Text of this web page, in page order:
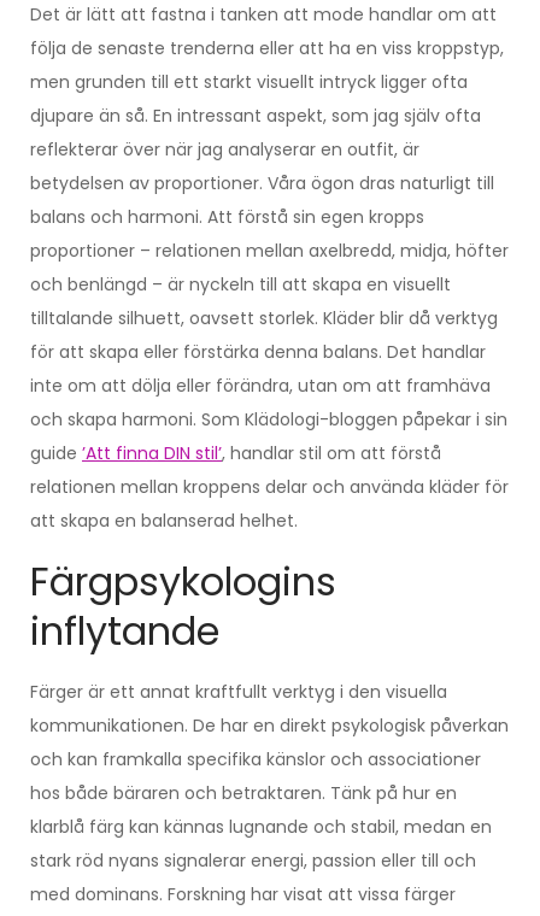
Det är lätt att fastna i tanken att mode handlar om att
följa de senaste trenderna eller att ha en viss kroppstyp,
men grunden till ett starkt visuellt intryck ligger ofta
djupare än så. En intressant aspekt, som jag själv ofta
reflekterar över när jag analyserar en outfit, är
betydelsen av proportioner. Våra ögon dras naturligt till
balans och harmoni. Att förstå sin egen kropps
proportioner – relationen mellan axelbredd, midja, höfter
och benlängd – är nyckeln till att skapa en visuellt
tilltalande silhuett, oavsett storlek. Kläder blir då verktyg
för att skapa eller förstärka denna balans. Det handlar
inte om att dölja eller förändra, utan om att framhäva
och skapa harmoni. Som Klädologi-bloggen påpekar i sin
guide ’Att finna DIN stil’, handlar stil om att förstå
relationen mellan kroppens delar och använda kläder för
att skapa en balanserad helhet.
Färgpsykologins
inflytande
Färger är ett annat kraftfullt verktyg i den visuella
kommunikationen. De har en direkt psykologisk påverkan
och kan framkalla specifika känslor och associationer
hos både bäraren och betraktaren. Tänk på hur en
klarblå färg kan kännas lugnande och stabil, medan en
stark röd nyans signalerar energi, passion eller till och
med dominans. Forskning har visat att vissa färger